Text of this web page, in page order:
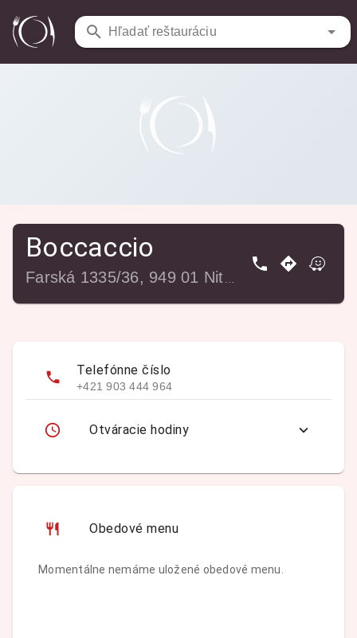
Hľadať reštauráciu
Reštaurácie / Boccaccio
Boccaccio
Telefónne číslo
+421 903 444 964
Otváracie hodiny
Obedové menu
Momentálne nemáme uložené obedové menu.